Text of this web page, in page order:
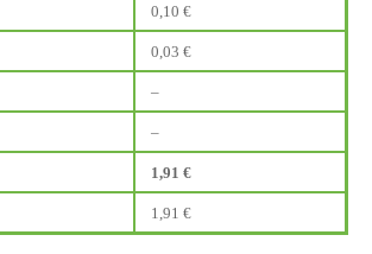
0,10 €
0,03 €
–
–
1,91 €
1,91 €